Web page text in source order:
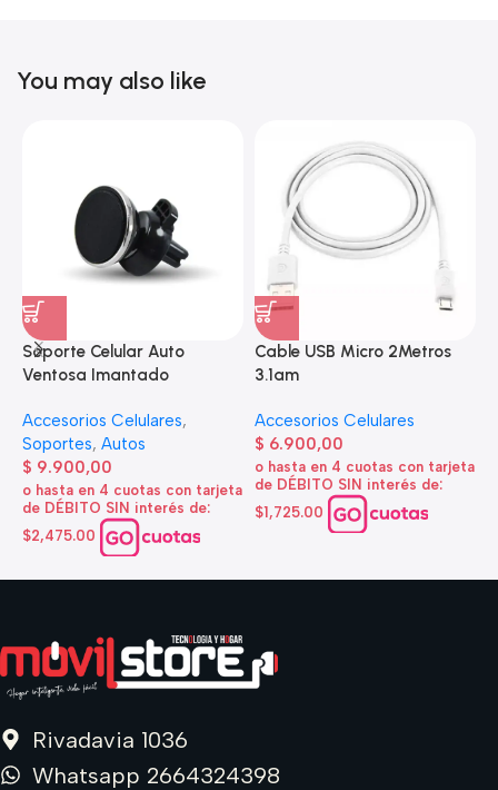
You may also like
Soporte Celular Auto
Ventosa Imantado
Accesorios Celulares,
Soportes, Autos
$ 9.900,00
o hasta en 4 cuotas con tarjeta
de DÉBITO SIN interés de:
$2,475.00
Cable USB Micro 2Metros
3.1am
Accesorios Celulares
$ 6.900,00
o hasta en 4 cuotas con tarjeta
de DÉBITO SIN interés de:
$1,725.00
Rivadavia 1036
Whatsapp 2664324398